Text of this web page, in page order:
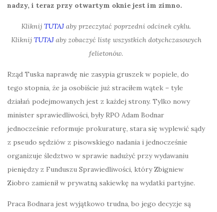
nadzy, i teraz przy otwartym oknie jest im zimno.
Kliknij TUTAJ aby przeczytać poprzedni odcinek cyklu.
Kliknij TUTAJaby zobaczyć listę wszystkich dotychczasowych
felietonów.
Rząd Tuska naprawdę nie zasypia gruszek w popiele, do
tego stopnia, że ja osobiście już straciłem wątek – tyle
działań podejmowanych jest z każdej strony. Tylko nowy
minister sprawiedliwości, były RPO Adam Bodnar
jednocześnie reformuje prokuraturę, stara się wyplewić sądy
z pseudo sędziów z pisowskiego nadania i jednocześnie
organizuje śledztwo w sprawie nadużyć przy wydawaniu
pieniędzy z Funduszu Sprawiedliwości, który Zbigniew
Ziobro zamienił w prywatną sakiewkę na wydatki partyjne.
Praca Bodnara jest wyjątkowo trudna, bo jego decyzje są